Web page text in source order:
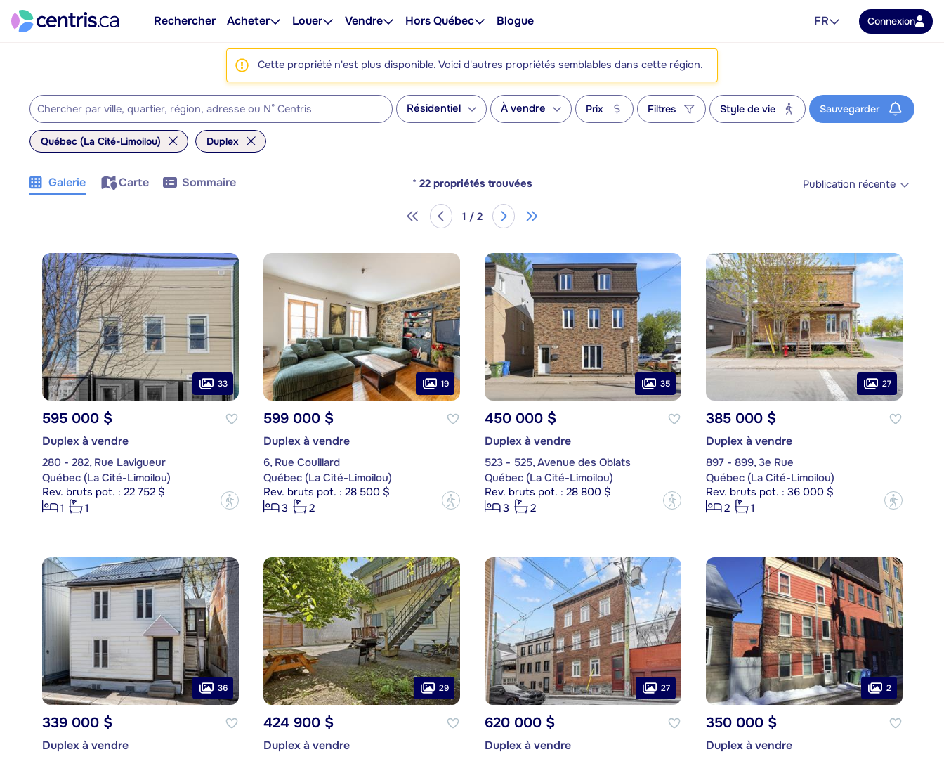
Rechercher Acheter Louer Vendre Hors Québec Blogue FR Connexion
Cette propriété n'est plus disponible. Voici d'autres propriétés semblables dans cette région.
Résidentiel À vendre Prix Filtres Style de vie Sauvegarder
Québec (La Cité-Limoilou) Duplex
Galerie Carte Sommaire * 22 propriétés trouvées Publication récente
1 / 2
33
595 000 $
Duplex à vendre
280 - 282, Rue Lavigueur
Québec (La Cité-Limoilou)
Rev. bruts pot. : 22 752 $
1
1
?
19
599 000 $
Duplex à vendre
6, Rue Couillard
Québec (La Cité-Limoilou)
Rev. bruts pot. : 28 500 $
3
2
?
35
450 000 $
Duplex à vendre
523 - 525, Avenue des Oblats
Québec (La Cité-Limoilou)
Rev. bruts pot. : 28 800 $
3
2
?
27
385 000 $
Duplex à vendre
897 - 899, 3e Rue
Québec (La Cité-Limoilou)
Rev. bruts pot. : 36 000 $
2
1
?
36
339 000 $
Duplex à vendre
29
424 900 $
Duplex à vendre
27
620 000 $
Duplex à vendre
2
350 000 $
Duplex à vendre